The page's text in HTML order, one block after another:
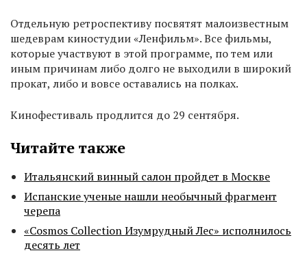
Отдельную ретроспективу посвятят малоизвестным
шедеврам киностудии «Ленфильм». Все фильмы,
которые участвуют в этой программе, по тем или
иным причинам либо долго не выходили в широкий
прокат, либо и вовсе оставались на полках.
Кинофестиваль продлится до 29 сентября.
Читайте также
Итальянский винный салон пройдет в Москве
Испанские ученые нашли необычный фрагмент
черепа
«Cosmos Collection Изумрудный Лес» исполнилось
десять лет